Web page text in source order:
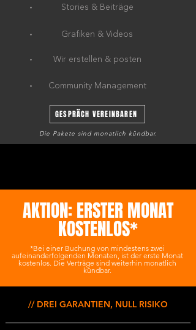
· Stories & Beiträge
· Grafiken & Videos
· Wir erstellen & posten
· Community Management
GESPRÄCH VEREINBAREN
Die Pakete sind monatlich kündbar.
AKTION: ERSTER MONAT
KOSTENLOS*
*Bei einer Buchung von mindestens zwei
aufeinanderfolgenden Monaten, ist der erste Monat
kostenlos. Die Verträge sind weiterhin monatlich
kündbar.
// DREI GARANTIEN, NULL RISIKO